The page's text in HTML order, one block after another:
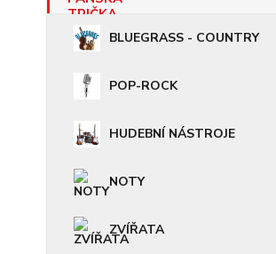
BLUEGRASS - COUNTRY
POP-ROCK
HUDEBNÍ NÁSTROJE
NOTY
ZVÍŘATA